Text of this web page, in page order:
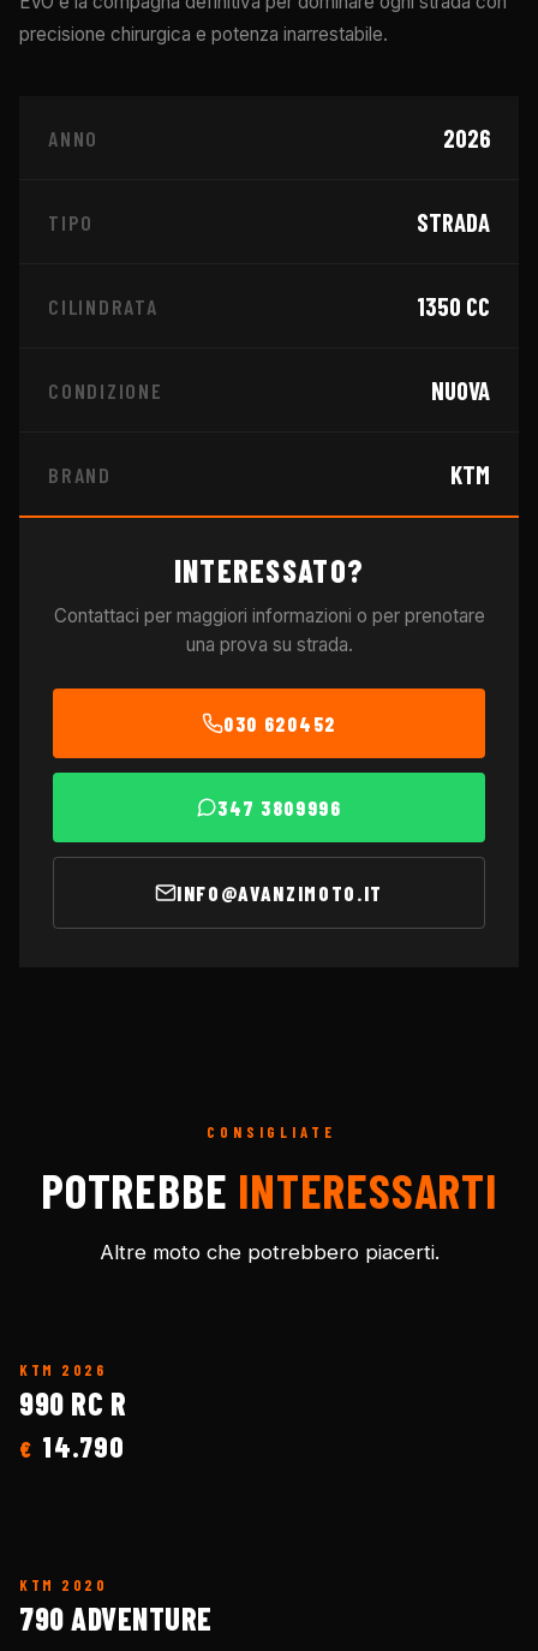
precisione chirurgica e potenza inarrestabile.
ANNO 2026
TIPO STRADA
CILINDRATA 1350 CC
CONDIZIONE NUOVA
BRAND KTM
INTERESSATO?
Contattaci per maggiori informazioni o per prenotare
una prova su strada.
030 620452
347 3809996
INFO@AVANZIMOTO.IT
CONSIGLIATE
POTREBBE INTERESSARTI
Altre moto che potrebbero piacerti.
KTM 2026
990 RC R
€ 14.790
KTM 2020
790 ADVENTURE